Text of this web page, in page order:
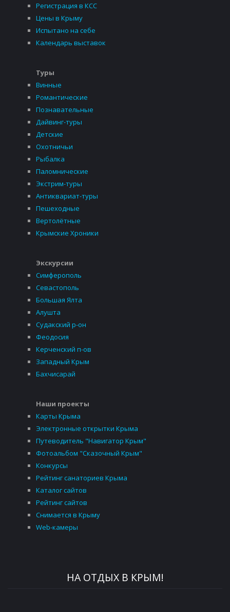
Регистрация в КСС
Цены в Крыму
Испытано на себе
Календарь выставок
Туры
Винные
Романтические
Познавательные
Дайвинг-туры
Детские
Охотничьи
Рыбалка
Паломнические
Экстрим-туры
Антиквариат-туры
Пешеходные
Вертолётные
Крымские Хроники
Экскурсии
Симферополь
Севастополь
Большая Ялта
Алушта
Судакский р-он
Феодосия
Керченский п-ов
Западный Крым
Бахчисарай
Наши проекты
Карты Крыма
Электронные открытки Крыма
Путеводитель "Навигатор Крым"
Фотоальбом "Сказочный Крым"
Конкурсы
Рейтинг санаториев Крыма
Каталог сайтов
Рейтинг сайтов
Снимается в Крыму
Web-камеры
НА ОТДЫХ В КРЫМ!